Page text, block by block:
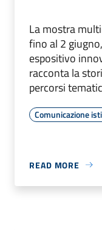
La mostra
fino al 2
espositivo
racconta la
percorsi
Comunicazione
READ MORE